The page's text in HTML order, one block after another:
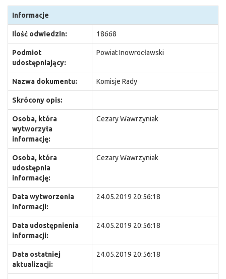
Informacje
Ilość odwiedzin: 18668
Podmiot
udostępniający:
Powiat Inowrocławski
Nazwa dokumentu: Komisje Rady
Skrócony opis:
Osoba, która
wytworzyła
informację:
Cezary Wawrzyniak
Osoba, która
udostępnia
informację:
Cezary Wawrzyniak
Data wytworzenia
informacji:
24.05.2019 20:56:18
Data udostępnienia
informacji:
24.05.2019 20:56:18
Data ostatniej
aktualizacji:
24.05.2019 20:56:18